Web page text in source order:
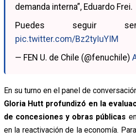
demanda interna”, Eduardo Frei.
Puedes seguir
pic.twitter.com/Bz2tyIuYIM
— FEN U. de Chile (@fenuchile)
En su turno en el panel de
Gloria Hutt profundizó en la
de concesiones y obras públicas
en la reactivación de la economía.